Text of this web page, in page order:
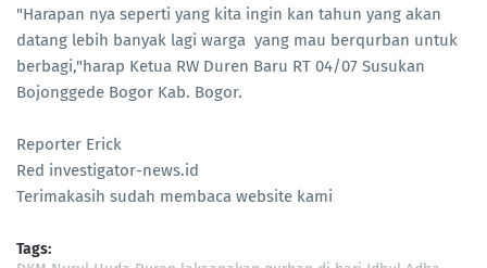
"Harapan nya seperti yang kita ingin kan tahun yang akan
datang lebih banyak lagi warga yang mau berqurban untuk
berbagi,"harap Ketua RW Duren Baru RT 04/07 Susukan
Bojonggede Bogor Kab. Bogor.
Reporter Erick
Red investigator-news.id
Terimakasih sudah membaca website kami
Tags: